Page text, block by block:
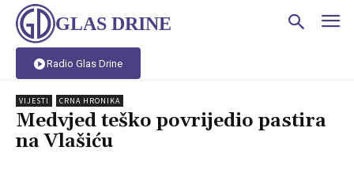
GLAS DRINE
Radio Glas Drine
VIJESTI CRNA HRONIKA
Medvjed teško povrijedio pastira
na Vlašiću